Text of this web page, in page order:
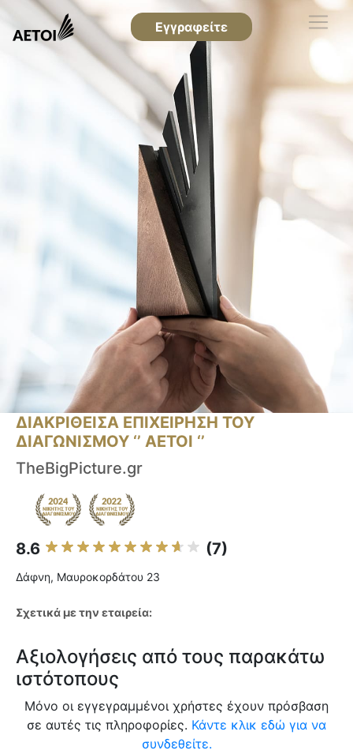
Εγγραφείτε
ΔΙΑΚΡΙΘΕΙΣΑ ΕΠΙΧΕΙΡΗΣΗ ΤΟΥ
ΔΙΑΓΩΝΙΣΜΟΥ ‘’ ΑΕΤΟΙ ‘’
TheBigPicture.gr
8.6 (7)
Δάφνη, Μαυροκορδάτου 23
Σχετικά με την εταιρεία:
Αξιολογήσεις από τους παρακάτω
ιστότοπους
Μόνο οι εγγεγραμμένοι χρήστες έχουν πρόσβαση
σε αυτές τις πληροφορίες. Κάντε κλικ εδώ για να
συνδεθείτε.